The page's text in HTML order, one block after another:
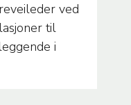
ved
til
i